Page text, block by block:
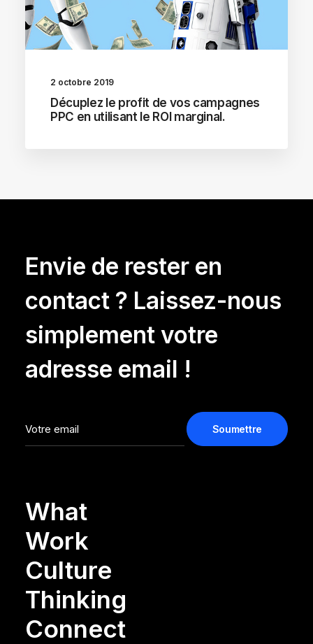
2 octobre 2019
Décuplez le profit de vos campagnes
PPC en utilisant le ROI marginal.
Envie de rester en
contact ? Laissez-nous
simplement votre
adresse email !
What
Work
Culture
Thinking
Connect